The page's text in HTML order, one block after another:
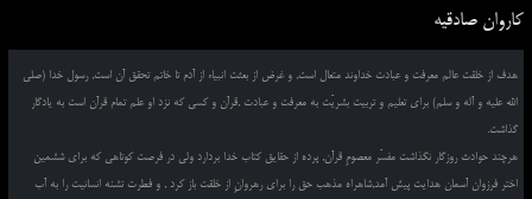
کاروان صادقیه
هدف از خلقت عالم معرفت و عبادت خداوند متعال است, و غرض از بعثت انبیاء از آدم تا خاتم تحقق آن است, رسول خدا (صلی
الله علیه و آله و سلم) برای تعلیم و تربیت بشریّت به معرفت و عبادت ,قرآن و کسی که نزد او علم تمام قرآن است به یادگار
گذاشت.
هرچند حوادث روزگار نگذاشت مفسّر معصومِ قرآن, پرده از حقایق کتاب خدا بردارد ولی در فرصت کوتاهی که برای ششمین
اختر فرزوان آسمان هدایت پیش آمد,شاهراه مذهب حق را برای رهروانِ از خلقت باز کرد , و فطرت تشنه انسانیت را به آب